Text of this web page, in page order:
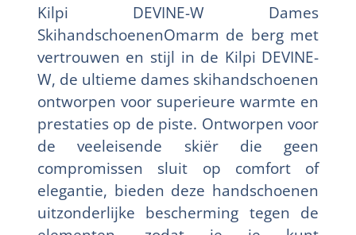
Kilpi DEVINE-W Dames
SkihandschoenenOmarm de berg met
vertrouwen en stijl in de Kilpi DEVINE-
W, de ultieme dames skihandschoenen
ontworpen voor superieure warmte en
prestaties op de piste. Ontworpen voor
de veeleisende skiër die geen
compromissen sluit op comfort of
elegantie, bieden deze handschoenen
uitzonderlijke bescherming tegen de